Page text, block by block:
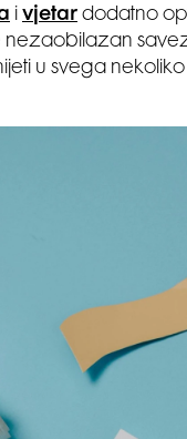
i vjetar dodatno
nezaobilazan
u svega